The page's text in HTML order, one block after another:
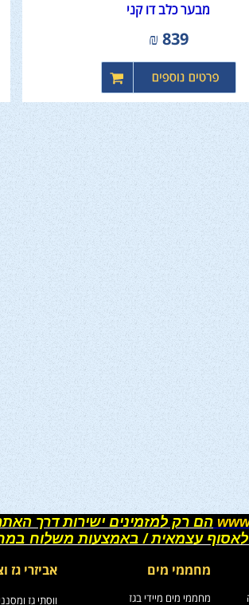
מבער כלב דו קני
839
₪
הם רק למזמינים ישירות דרך
לאסוף עצמאית / באמצעות משלוח
מחממי מים אביזרי גז
מחממי מים מיידי בגז ווסתי גז